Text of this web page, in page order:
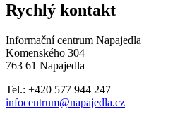
Rychlý kontakt
Informační centrum Napajedla
Komenského 304
763 61 Napajedla
Tel.: +420 577 944 247
infocentrum@napajedla.cz